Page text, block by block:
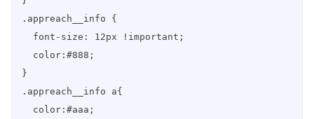
.appreach__info {
}
.appreach__info a{